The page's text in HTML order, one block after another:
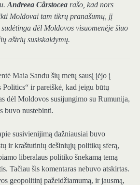
Andreea Cârstocea rašo, kad nors
Moldovai tam tikrų pranašumų, jį
dėl Moldovos visuomenėje šiuo
aštrių susiskaldymų.
Maia Sandu šių metų sausį įėjo į
Politics“ ir pareiškė, kad jeigu būtų
dėl Moldovos susijungimo su Rumunija,
buvo nustebinti.
susivienijimą dažniausiai buvo
ir kraštutinių dešiniųjų politikų sferą,
liberalaus politiko šnekamą temą
Tačiau šis komentaras nebuvo atskirtas.
geopolitinį pažeidžiamumą, ir jausmą,